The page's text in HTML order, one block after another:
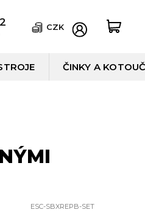
CZK
ČINKY A
ESC-SBXREPB-SET